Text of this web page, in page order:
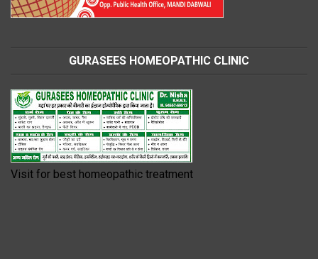
GURASEES HOMEOPATHIC CLINIC
Visit for best homeopathic treatment